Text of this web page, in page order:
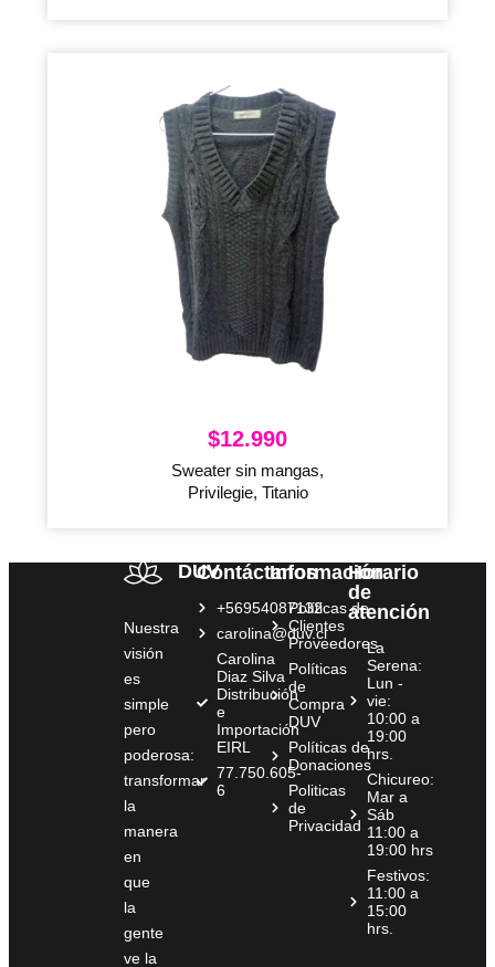
$12.990
Sweater sin mangas,
Privilegie, Titanio
DUV
Nuestra
visión
es
simple
pero
poderosa:
transformar
la
manera
en
que
la
gente
ve la
Contáctanos
+56954087132
carolina@duv.cl
Carolina
Diaz Silva
Distribución
e
Importación
EIRL
77.750.605-
6
Información
Políticas de
Clientes
Proveedores
Políticas
de
Compra
DUV
Políticas de
Donaciones
Politicas
de
Privacidad
Horario
de
atención
La
Serena:
Lun -
vie:
10:00 a
19:00
hrs.
Chicureo:
Mar a
Sáb
11:00 a
19:00 hrs
Festivos:
11:00 a
15:00
hrs.